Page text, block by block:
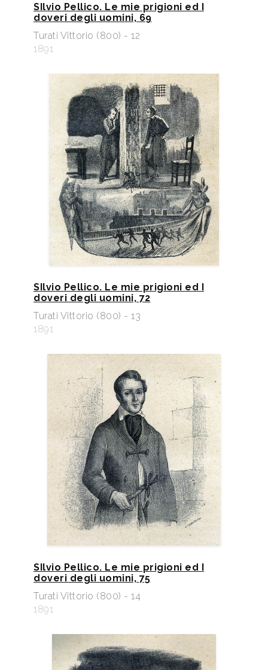
SIlvio Pellico. Le mie prigioni ed I
doveri degli uomini, 69
Turati Vittorio (800) - 12
1891
SIlvio Pellico. Le mie prigioni ed I
doveri degli uomini, 72
Turati Vittorio (800) - 13
1891
SIlvio Pellico. Le mie prigioni ed I
doveri degli uomini, 75
Turati Vittorio (800) - 14
1891